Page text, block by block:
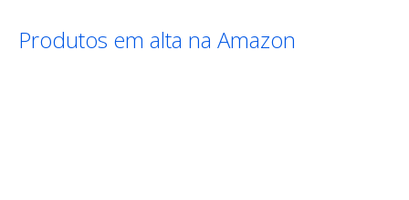
Produtos em alta na Amazon